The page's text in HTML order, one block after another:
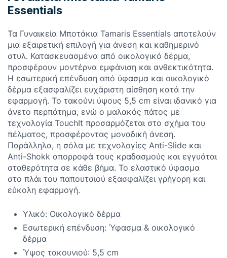
Essentials
Τα Γυναικεία Μποτάκια Tamaris Essentials αποτελούν
μια εξαιρετική επιλογή για άνεση και καθημερινό
στυλ. Κατασκευασμένα από οικολογικό δέρμα,
προσφέρουν μοντέρνα εμφάνιση και ανθεκτικότητα.
Η εσωτερική επένδυση από ύφασμα και οικολογικό
δέρμα εξασφαλίζει ευχάριστη αίσθηση κατά την
εφαρμογή. Το τακούνι ύψους 5,5 cm είναι ιδανικό για
άνετο περπάτημα, ενώ ο μαλακός πάτος με
τεχνολογία TouchIt προσαρμόζεται στο σχήμα του
πέλματος, προσφέροντας μοναδική άνεση.
Παράλληλα, η σόλα με τεχνολογίες Anti-Slide και
Anti-Shokk απορροφά τους κραδασμούς και εγγυάται
σταθερότητα σε κάθε βήμα. Το ελαστικό ύφασμα
στο πλάι του παπουτσιού εξασφαλίζει γρήγορη και
εύκολη εφαρμογή.
Υλικό: Οικολογικό δέρμα
Εσωτερική επένδυση: Ύφασμα & οικολογικό
δέρμα
Ύψος τακουνιού: 5,5 cm